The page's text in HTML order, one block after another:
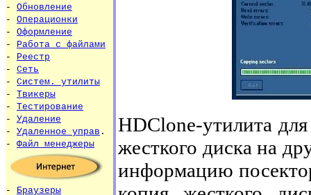
- Обновление
- Операционки
- Оформление
- Работа с файлами
- Реестр
- Сеть
- Систем. утилиты
- Твикеры
- Тестирование
- Удаление
- Удаленное управ .
- Файл менеджеры
- Браузеры
HDClone-утилита
жесткого диска на
информацию